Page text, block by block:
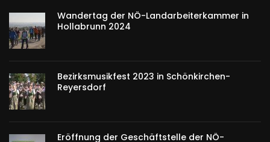
Wandertag der NÖ-Landarbeiterkammer in
Hollabrunn 2024
Bezirksmusikfest 2023 in Schönkirchen-
Reyersdorf
Eröffnung der Geschäftstelle der NÖ-